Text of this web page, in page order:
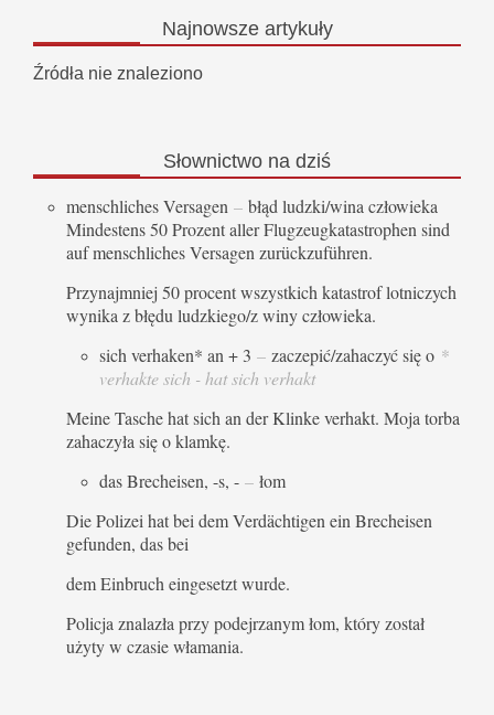
Najnowszeartykuły
Źródła nie znaleziono
Słownictwo na dziś
menschliches Versagen – błąd ludzki/wina człowieka
Mindestens 50 Prozent aller Flugzeugkatastrophen sind
auf menschliches Versagen zurückzuführen.
Przynajmniej 50 procent wszystkich katastrof lotniczych
wynika z błędu ludzkiego/z winy człowieka.
sich verhaken* an + 3 – zaczepić/zahaczyć się o *
verhakte sich - hat sich verhakt
Meine Tasche hat sich an der Klinke verhakt. Moja torba
zahaczyła się o klamkę.
das Brecheisen, -s, - – łom
Die Polizei hat bei dem Verdächtigen ein Brecheisen
gefunden, das bei
dem Einbruch eingesetzt wurde.
Policja znalazła przy podejrzanym łom, który został
użyty w czasie włamania.